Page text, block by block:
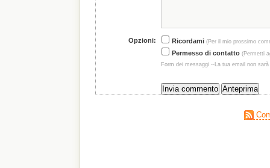
Opzioni: Ricordami (Per il mio prossimo
Permesso di contatto (Permetti
Form dei messaggi --La tua email non